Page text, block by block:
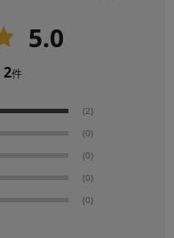
5.0
2件
(2)
(0)
(0)
(0)
(0)